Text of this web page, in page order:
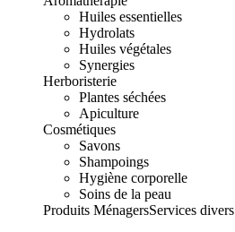
Huiles essentielles
Hydrolats
Huiles végétales
Synergies
Herboristerie
Plantes séchées
Apiculture
Cosmétiques
Savons
Shampoings
Hygiène corporelle
Soins de la peau
Produits MénagersServices divers